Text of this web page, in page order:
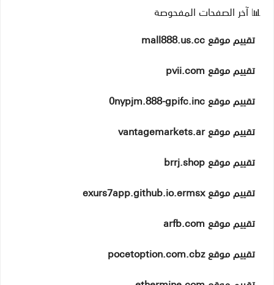
📊 آخر الصفحات المفحوصة
تقييم موقع mall888.us.cc
تقييم موقع pvii.com
تقييم موقع 0nypjm.888-gpifc.inc
تقييم موقع vantagemarkets.ar
تقييم موقع brrj.shop
تقييم موقع exurs7app.github.io.ermsx
تقييم موقع arfb.com
تقييم موقع pocetoption.com.cbz